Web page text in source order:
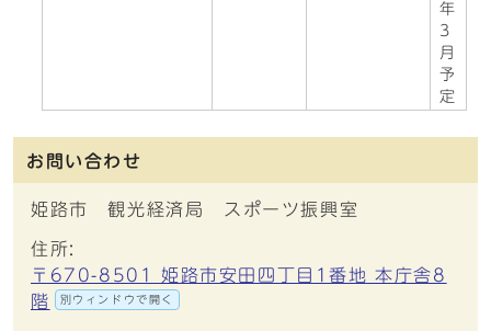
年
3
月
予
定
お問い合わせ
姫路市 観光経済局 スポーツ振興室
住所:
〒670-8501 姫路市安田四丁目1番地 本庁舎8
階
別ウィンドウで開く